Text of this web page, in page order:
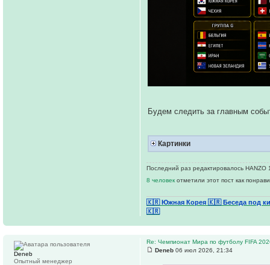
Будем следить за главным
Картинки
Последний раз редактировалось
8 человек отметили этот пост как
🇰🇷 Южная Корея 🇰🇷 Беседа под
🇰🇷
Re: Чемпионат Мира по футболу FIFA
Deneb 06 июл 2026, 21:34
Deneb
Опытный менеджер